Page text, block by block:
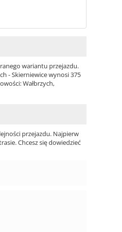
wariantu przejazdu.
- Skierniewice wynosi 375
Wałbrzych,
przejazdu. Najpierw
Chcesz się dowiedzieć